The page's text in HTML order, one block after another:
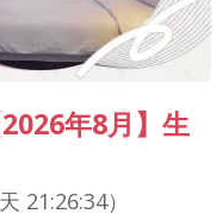
年8月】生
21:26:32）